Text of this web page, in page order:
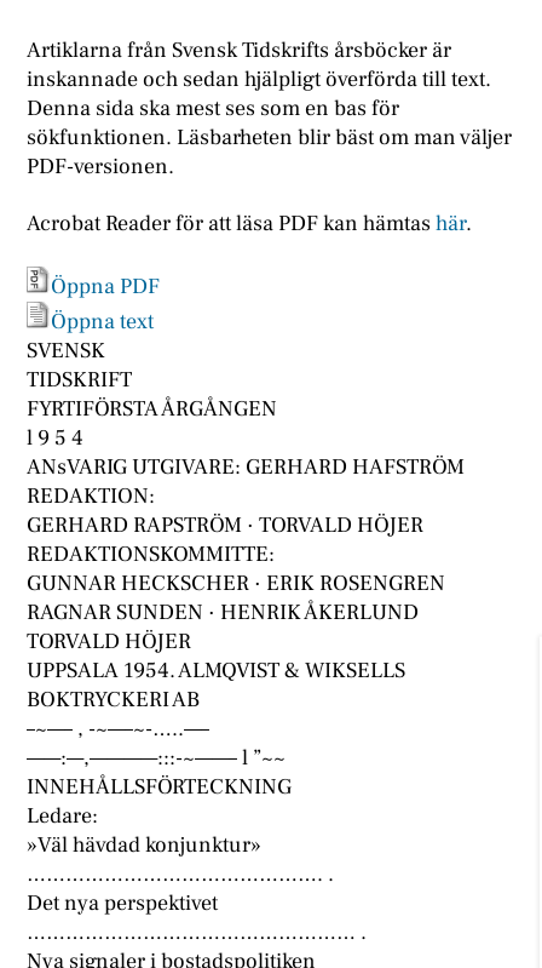
Artiklarna från Svensk Tidskrifts årsböcker är
inskannade och sedan hjälpligt överförda till text.
Denna sida ska mest ses som en bas för
sökfunktionen. Läsbarheten blir bäst om man väljer
PDF-versionen.
Acrobat Reader för att läsa PDF kan hämtashär.
Öppna PDF
Öppna text
SVENSK
TIDSKRIFT
FYRTIFÖRSTA ÅRGÅNGEN
l 9 5 4
ANsVARIG UTGIVARE: GERHARD HAFSTRÖM
REDAKTION:
GERHARD RAPSTRÖM · TORVALD HÖJER
REDAKTIONSKOMMITTE:
GUNNAR HECKSCHER · ERIK ROSENGREN
RAGNAR SUNDEN · HENRIK ÅKERLUND
TORVALD HÖJER
UPPSALA 1954. ALMQVIST & WIKSELLS
BOKTRYCKERI AB
–~—– , -~—–~-…..—–
——:—,————:::-~——– l ”~~
INNEHÅLLSFÖRTECKNING
Ledare:
»Väl hävdad konjunktur»
………………………………………. .
Det nya perspektivet
…………………………………………… .
Nya signaler i bostadspolitiken